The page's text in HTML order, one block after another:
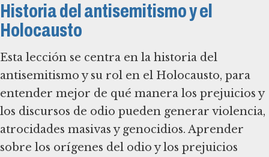
Historia del antisemitismo y el
Holocausto
Esta lección se centra en la historia del
antisemitismo y su rol en el Holocausto, para
entender mejor de qué manera los prejuicios y
los discursos de odio pueden generar violencia,
atrocidades masivas y genocidios. Aprender
sobre los orígenes del odio y los prejuicios